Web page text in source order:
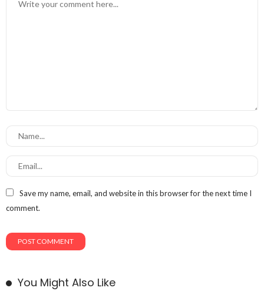
Save my name, email, and website in this browser for the next time I
comment.
You Might Also Like